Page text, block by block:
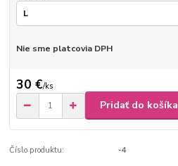
Nie sme platcovia DPH
30 €/ks
Pridať do košíka
Číslo produktu: -4